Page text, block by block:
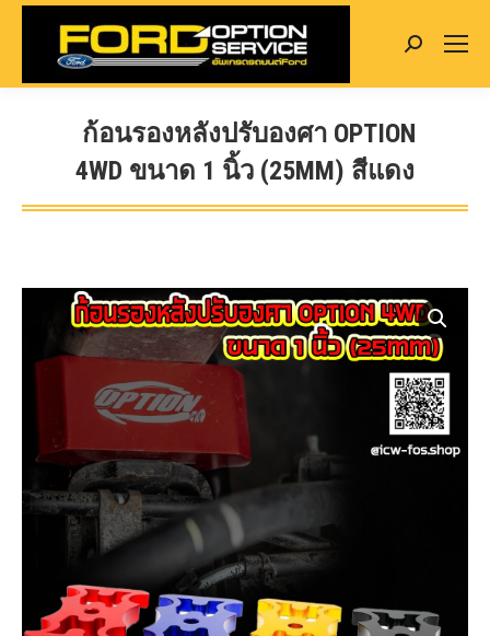
Search:
ก้อนรองหลังปรับองศา OPTION
4WD ขนาด 1 นิ้ว (25MM) สีแดง
You are here: